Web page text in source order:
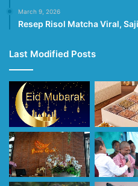
March 9, 2026
Resep Risol Matcha Viral,
Last Modified Posts